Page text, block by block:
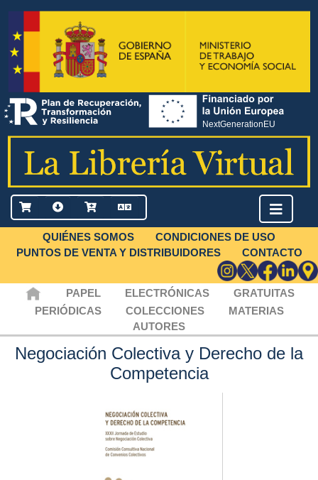
QUIÉNES SOMOS
CONDICIONES DE USO
PUNTOS DE VENTA Y DISTRIBUIDORES
CONTACTO
PAPEL ELECTRÓNICAS
GRATUITAS
PERIÓDICAS
COLECCIONES
MATERIAS
AUTORES
Negociación Colectiva y Derecho de la
Competencia